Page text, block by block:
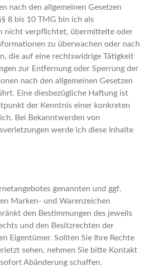
nach den allgemeinen Gesetzen
8 bis 10 TMG bin ich als
nicht verpflichtet, übermittelte oder
zu überwachen oder nach
die auf eine rechtswidrige Tätigkeit
zur Entfernung oder Sperrung der
nach den allgemeinen Gesetzen
Eine diesbezügliche Haftung ist
der Kenntnis einer konkreten
Bei Bekanntwerden von
werde ich diese Inhalte
genannten und ggf.
Marken- und Warenzeichen
den Bestimmungen des jeweils
und den Besitzrechten der
Eigentümer. Sollten Sie Ihre Rechte
sehen, nehmen Sie bitte Kontakt
Abänderung schaffen.